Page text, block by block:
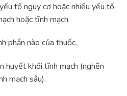
tố nguy cơ hoặc nhiều yếu tố
hoặc tĩnh mạch.
phần nào của thuốc.
huyết khối tĩnh mạch (nghẽn
mạch sâu).